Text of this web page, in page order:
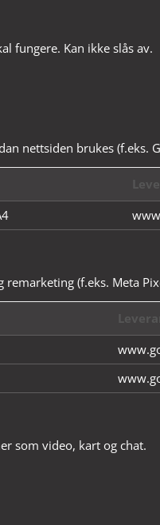
fungere. Kan ikke slås av.
nettsiden brukes (f.eks.
(f.eks. Meta
som video, kart og chat.